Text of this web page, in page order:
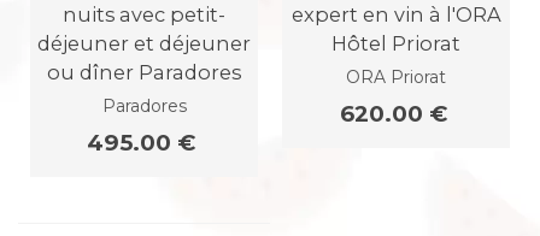
nuits avec petit-
déjeuner et déjeuner
ou dîner Paradores
Paradores
495.00 €
expert en vin à l'ORA
Hôtel Priorat
ORA Priorat
620.00 €